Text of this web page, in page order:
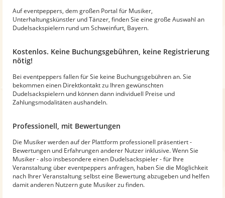
Auf eventpeppers, dem großen Portal für Musiker,
Unterhaltungskünstler und Tänzer, finden Sie eine große Auswahl an
Dudelsackspielern rund um Schweinfurt, Bayern.
Kostenlos. Keine Buchungsgebühren, keine Registrierung
nötig!
Bei eventpeppers fallen für Sie keine Buchungsgebühren an. Sie
bekommen einen Direktkontakt zu Ihren gewünschten
Dudelsackspielern und können dann individuell Preise und
Zahlungsmodalitäten aushandeln.
Professionell, mit Bewertungen
Die Musiker werden auf der Plattform professionell präsentiert -
Bewertungen und Erfahrungen anderer Nutzer inklusive. Wenn Sie
Musiker - also insbesondere einen Dudelsackspieler - für Ihre
Veranstaltung über eventpeppers anfragen, haben Sie die Möglichkeit
nach Ihrer Veranstaltung selbst eine Bewertung abzugeben und helfen
damit anderen Nutzern gute Musiker zu finden.